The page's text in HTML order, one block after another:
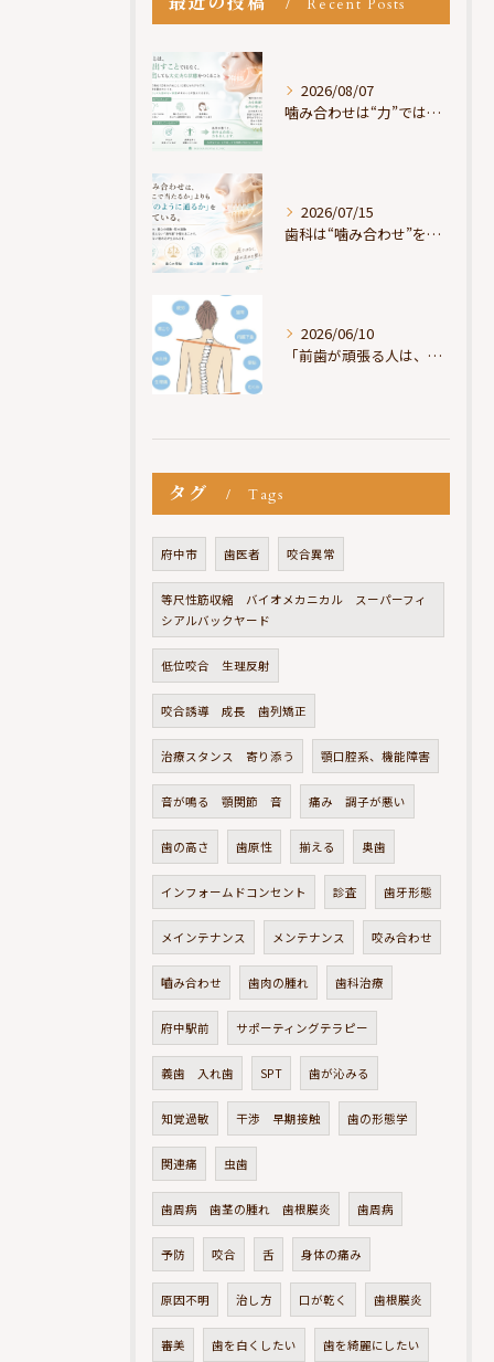
Recent Posts
2026/08/07
噛み合わせは“力”ではなく“許可”である
2026/07/15
歯科は“噛み合わせ”を見ているが、身体は“通り道”を見ている
2026/06/10
「前歯が頑張る人は、だいたい疲れている」
タグ Tags
府中市 歯医者 咬合異常
等尺性筋収縮 バイオメカニカル スーパーフィ
シアルバックヤード
低位咬合 生理反射
咬合誘導 成長 歯列矯正
治療スタンス 寄り添う 顎口腔系、機能障害
音が鳴る 顎関節 音 痛み 調子が悪い
歯の高さ 歯原性 揃える 奥歯
インフォームドコンセント 診査 歯牙形態
メインテナンス メンテナンス 咬み合わせ
嚙み合わせ 歯肉の腫れ 歯科治療
府中駅前 サポーティングテラピー
義歯 入れ歯 SPT 歯が沁みる
知覚過敏 干渉 早期接触 歯の形態学
関連痛 虫歯
歯周病 歯茎の腫れ 歯根膜炎 歯周病
予防 咬合 舌 身体の痛み
原因不明 治し方 口が乾く 歯根膜炎
審美 歯を白くしたい 歯を綺麗にしたい